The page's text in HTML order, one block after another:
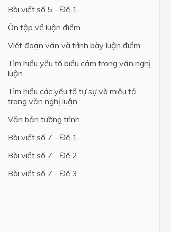
Bài viết số 5 - Đề 1
Ôn tập về luận điểm
Viết đoạn văn và trình bày luận điểm
Tìm hiểu yếu tố biểu cảm trong văn nghị
luận
Tìm hiểu các yếu tố tự sự và miêu tả
trong văn nghị luận
Văn bản tường trình
Bài viết số 7 - Đề 1
Bài viết số 7 - Đề 2
Bài viết số 7 - Đề 3